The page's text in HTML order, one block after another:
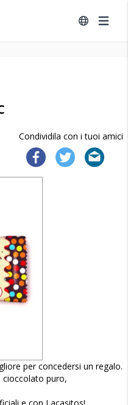
Condividila con i tuoi amici
per concedersi un regalo.
cioccolato puro,